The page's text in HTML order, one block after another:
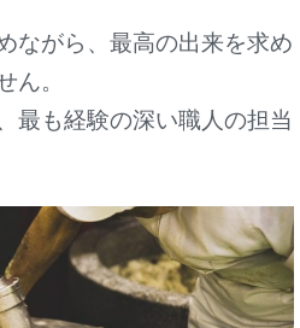
ながら、最高の出来を求め
ん。
最も経験の深い職人の担当